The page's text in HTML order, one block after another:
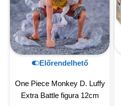
Előrendelhető
One Piece Monkey D. Luffy
Extra Battle figura 12cm